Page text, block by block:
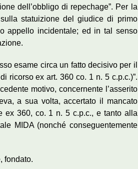
dell’obbligo di repechage”. Per la
statuizione del giudice di primo
appello incidentale; ed in tal senso
esame circa un fatto decisivo per il
ricorso ex art. 360 co. 1 n. 5 c.p.c.)”.
motivo, concernente l’asserito
a sua volta, accertato il mancato
ex 360, co. 1 n. 5 c.p.c., e tanto alla
MIDA (nonché conseguentemente
fondato.